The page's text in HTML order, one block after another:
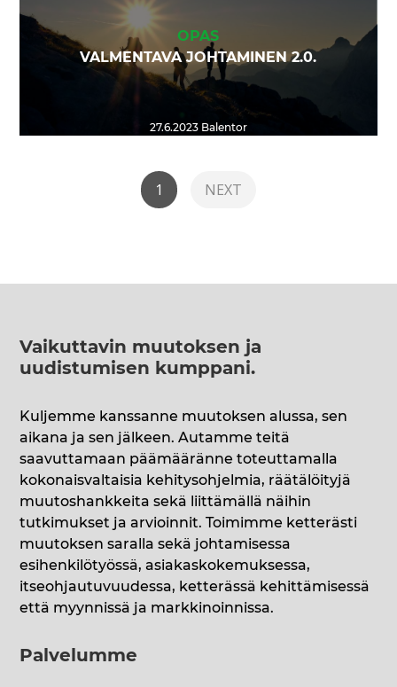
OPAS
VALMENTAVA JOHTAMINEN 2.0.
27.6.2023Balentor
1 NEXT
Vaikuttavin muutoksen ja
uudistumisen kumppani.
Kuljemme kanssanne muutoksen alussa, sen
aikana ja sen jälkeen. Autamme teitä
saavuttamaan päämääränne toteuttamalla
kokonaisvaltaisia kehitysohjelmia, räätälöityjä
muutoshankkeita sekä liittämällä näihin
tutkimukset ja arvioinnit. Toimimme ketterästi
muutoksen saralla sekä johtamisessa
esihenkilötyössä, asiakaskokemuksessa,
itseohjautuvuudessa, ketterässä kehittämisessä
että myynnissä ja markkinoinnissa.
Palvelumme